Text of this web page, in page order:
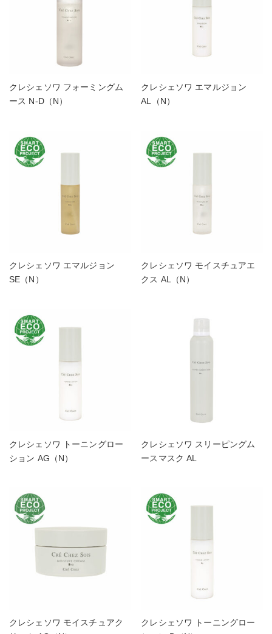
クレシェソワ フォーミングム
ース N-D（N）
クレシェソワ エマルジョン
AL（N）
クレシェソワ エマルジョン
SE（N）
クレシェソワ モイスチュアエ
クス AL（N）
クレシェソワ トーニングロー
ション AG（N）
クレシェソワ スリーピングム
ースマスク AL
クレシェソワ モイスチュアク
クレシェソワ トーニングロー